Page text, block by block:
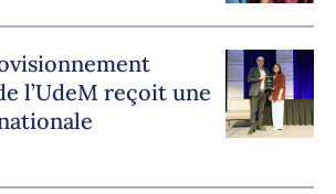
l’UdeM reçoit une